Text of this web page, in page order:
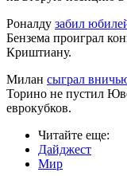
Роналду забил
Бензема проиграл
Криштиану.
Милан сыграл
Торино не пустил
еврокубков.
Читайте еще:
Дайджест
Мир